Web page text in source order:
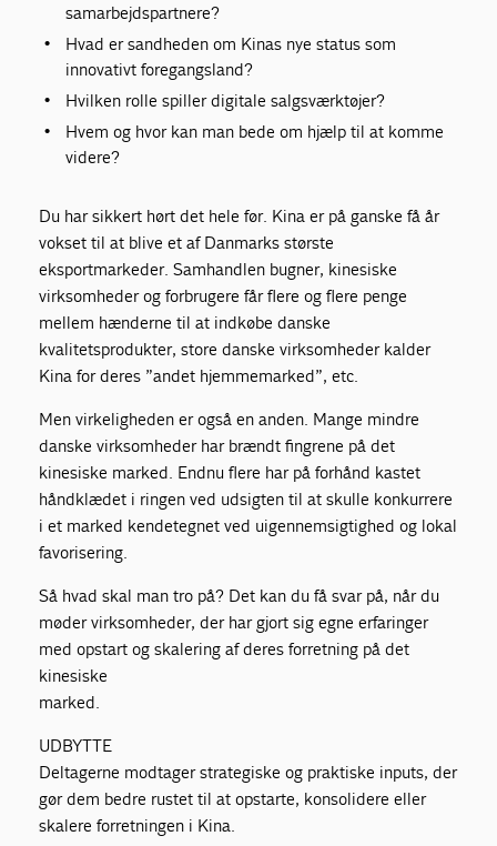
samarbejdspartnere?
Hvad er sandheden om Kinas nye status som
innovativt foregangsland?
Hvilken rolle spiller digitale salgsværktøjer?
Hvem og hvor kan man bede om hjælp til at komme
videre?
Du har sikkert hørt det hele før. Kina er på ganske få år
vokset til at blive et af Danmarks største
eksportmarkeder. Samhandlen bugner, kinesiske
virksomheder og forbrugere får flere og flere penge
mellem hænderne til at indkøbe danske
kvalitetsprodukter, store danske virksomheder kalder
Kina for deres ”andet hjemmemarked”, etc.
Men virkeligheden er også en anden. Mange mindre
danske virksomheder har brændt fingrene på det
kinesiske marked. Endnu flere har på forhånd kastet
håndklædet i ringen ved udsigten til at skulle konkurrere
i et marked kendetegnet ved uigennemsigtighed og lokal
favorisering.
Så hvad skal man tro på? Det kan du få svar på, når du
møder virksomheder, der har gjort sig egne erfaringer
med opstart og skalering af deres forretning på det
kinesiske
marked.
UDBYTTE
Deltagerne modtager strategiske og praktiske inputs, der
gør dem bedre rustet til at opstarte, konsolidere eller
skalere forretningen i Kina.